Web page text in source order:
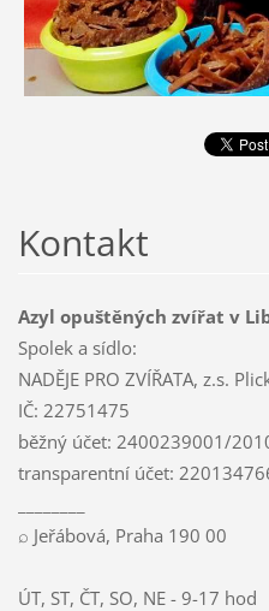
Kontakt
Azyl opuštěných zvířat v
Spolek a sídlo:
NADĚJE PRO ZVÍŘATA, z.s.
IČ: 22751475
běžný účet: 2400239001/
transparentní účet:
⌕ Jeřábová, Praha 190 00
ÚT, ST, ČT, SO, NE - 9-17 hod